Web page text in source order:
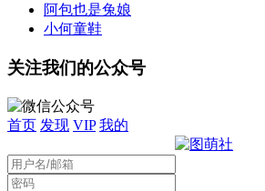
阿包也是兔娘
小何童鞋
关注我们的公众号
首页 发现 VIP 我的